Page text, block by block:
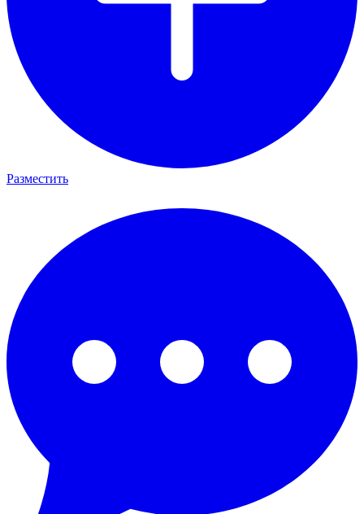
Разместить